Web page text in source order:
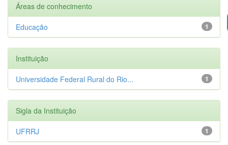
Áreas de conhecimento
1
Educação
Instituição
1
Universidade Federal Rural do Rio...
Sigla da Instituição
1
UFRRJ